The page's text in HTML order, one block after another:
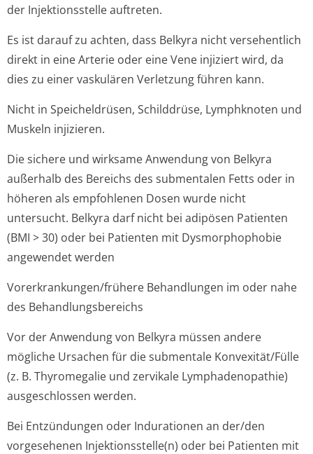
der Injektionsstelle auftreten.
Es ist darauf zu achten, dass Belkyra nicht versehentlich
direkt in eine Arterie oder eine Vene injiziert wird, da
dies zu einer vaskulären Verletzung führen kann.
Nicht in Speicheldrüsen, Schilddrüse, Lymphknoten und
Muskeln injizieren.
Die sichere und wirksame Anwendung von Belkyra
außerhalb des Bereichs des submentalen Fetts oder in
höheren als empfohlenen Dosen wurde nicht
untersucht. Belkyra darf nicht bei adipösen Patienten
(BMI > 30) oder bei Patienten mit Dysmorphophobie
angewendet werden
Vorerkrankungen/frühe­re Behandlungen im oder nahe
des Behandlungsbe­reichs
Vor der Anwendung von Belkyra müssen andere
mögliche Ursachen für die submentale Konvexität/Fülle
(z. B. Thyromegalie und zervikale Lymphadenopathie)
ausgeschlossen werden.
Bei Entzündungen oder Indurationen an der/den
vorgesehenen Injektionsstelle(n) oder bei Patienten mit